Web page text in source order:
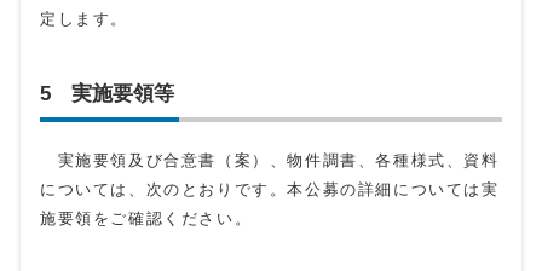
定します。
5 実施要領等
実施要領及び合意書（案）、物件調書、各種様式、資料
については、次のとおりです。本公募の詳細については実
施要領をご確認ください。